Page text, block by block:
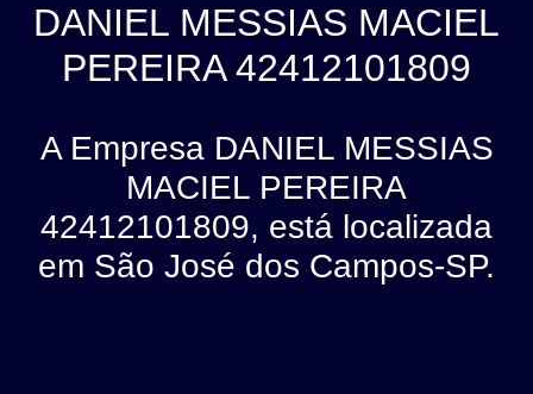
DANIEL MESSIAS MACIEL
PEREIRA 42412101809
A Empresa DANIEL MESSIAS
MACIEL PEREIRA
42412101809, está localizada
em São José dos Campos-SP.